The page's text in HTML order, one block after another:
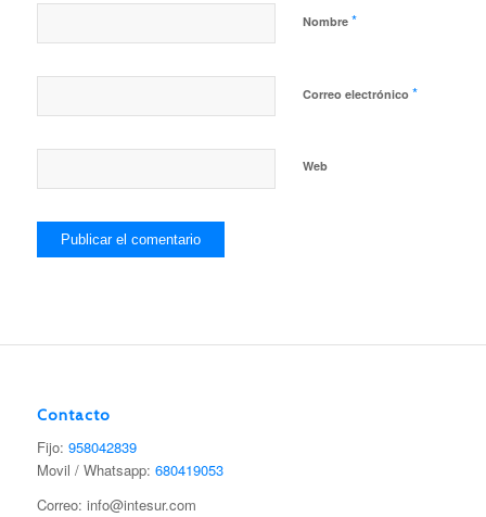
Nombre *
Correo electrónico *
Web
Contacto
Fijo: 958042839
Movil / Whatsapp: 680419053
Correo: info@intesur.com